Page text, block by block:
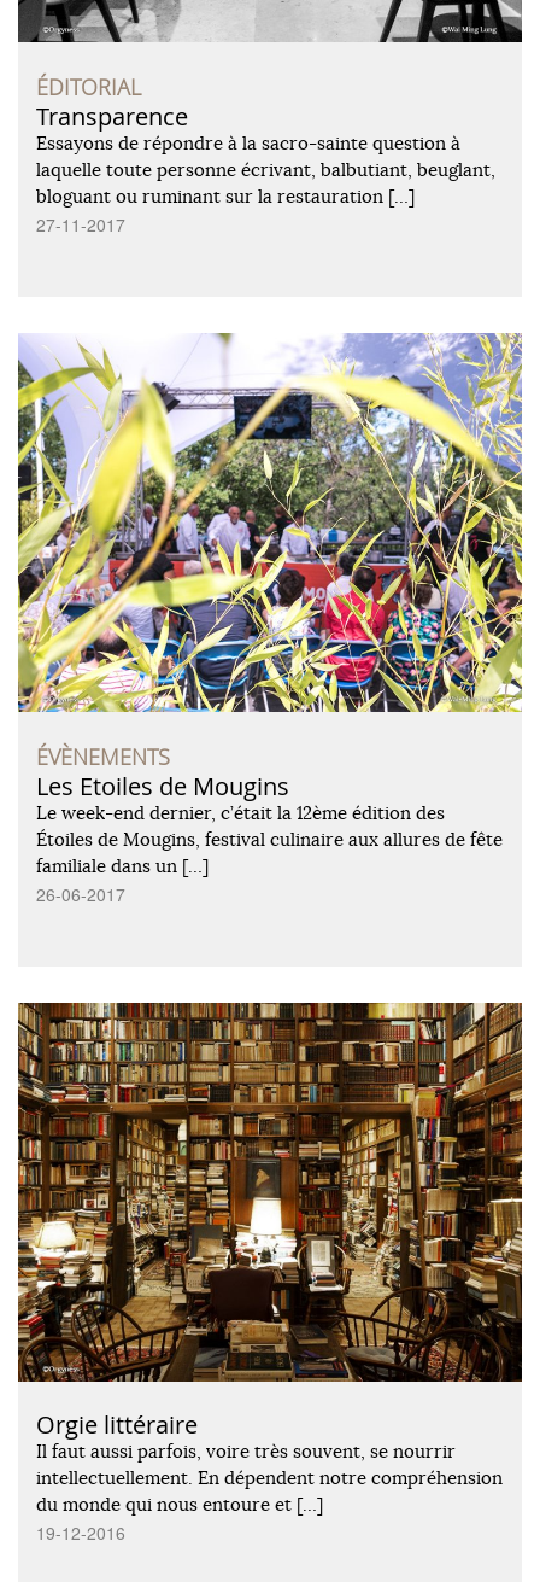
ÉDITORIAL
Transparence
Essayons de répondre à la sacro-sainte question à
laquelle toute personne écrivant, balbutiant, beuglant,
bloguant ou ruminant sur la restauration […]
27-11-2017
ÉVÈNEMENTS
Les Etoiles de Mougins
Le week-end dernier, c’était la 12ème édition des
Étoiles de Mougins, festival culinaire aux allures de fête
familiale dans un […]
26-06-2017
Orgie littéraire
Il faut aussi parfois, voire très souvent, se nourrir
intellectuellement. En dépendent notre compréhension
du monde qui nous entoure et […]
19-12-2016